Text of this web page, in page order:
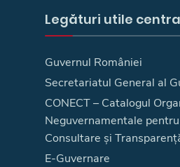
Legături utile
Guvernul României
Secretariatul General al
CONECT – Catalogul
Neguvernamentale
Consultare și
E-Guvernare